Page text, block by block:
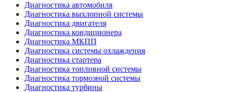
Диагностика автомобиля
Диагностика выхлопной системы
Диагностика двигателя
Диагностика кондиционера
Диагностика МКПП
Диагностика системы охлаждения
Диагностика стартера
Диагностика топливной системы
Диагностика тормозной системы
Диагностика турбины